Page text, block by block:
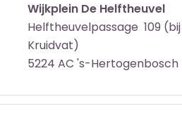
Wijkplein De Helftheuvel
Helftheuvelpassage 109
Kruidvat)
5224 AC 's-Hertogenbosch